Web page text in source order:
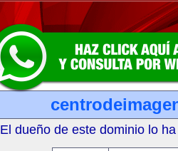
El dueño de este dominio lo